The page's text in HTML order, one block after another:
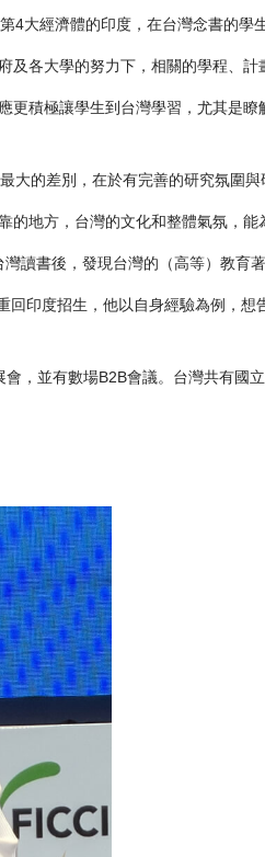
大經濟體的印度，在台灣念書的
各大學的努力下，相關的學程、
積極讓學生到台灣學習，尤其是
的差別，在於有完善的研究氛圍與
地方，台灣的文化和整體氣氛，
書後，發現台灣的（高等）教育
印度招生，他以自身經驗為例，
並有數場B2B會議。台灣共有國